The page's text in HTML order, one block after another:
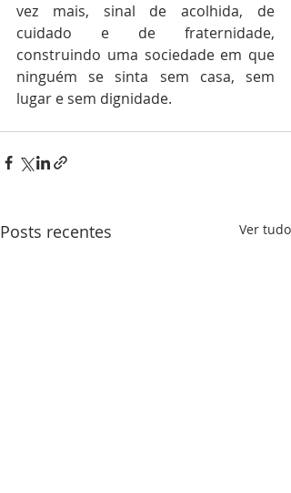
vez mais, sinal de acolhida, de
cuidado e de fraternidade,
construindo uma sociedade em que
ninguém se sinta sem casa, sem
lugar e sem dignidade.
Posts recentes Ver tudo